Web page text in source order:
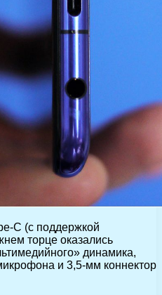
C (с поддержкой
торце оказались
динамика,
и 3,5-мм коннектор